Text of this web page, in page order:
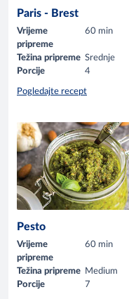
Paris - Brest
Vrijeme
pripreme
60 min
Težina pripreme Srednje
Porcije
4
Pogledajte recept
Pesto
Vrijeme
pripreme
60 min
Težina pripreme
Medium
Porcije
7